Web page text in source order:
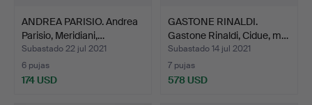
ANDREA PARISIO. Andrea
Parisio, Meridiani,…
Subastado 22 jul 2021
6 pujas
174 USD
GASTONE RINALDI.
Gastone Rinaldi, Cidue, m…
Subastado 14 jul 2021
7 pujas
578 USD